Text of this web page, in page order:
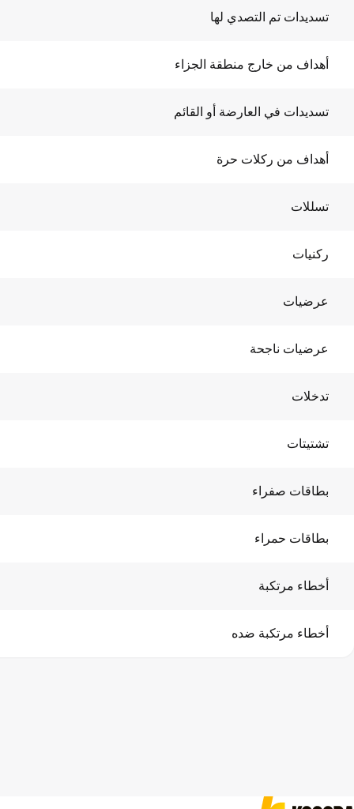
تسديدات تم التصدي لها
أهداف من خارج منطقة الجزاء
تسديدات في العارضة أو القائم
أهداف من ركلات حرة
تسللات
ركنيات
عرضيات
عرضيات ناجحة
تدخلات
تشتيتات
بطاقات صفراء
بطاقات حمراء
أخطاء مرتكبة
أخطاء مرتكبة ضده